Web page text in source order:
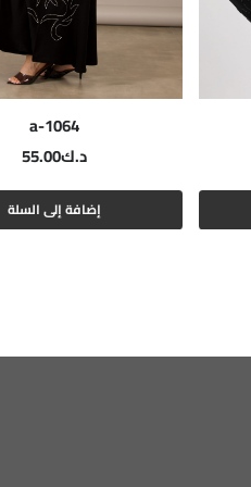
a-1064
د.ك55.00
إضافة إلى السلة